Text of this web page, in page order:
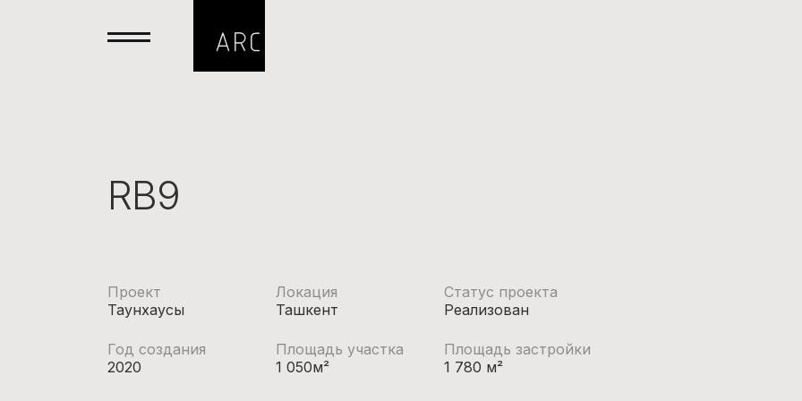
RB9
Проект
Таунхаусы
Локация
Ташкент
Статус проекта
Реализован
Год создания
2020
Площадь участка
1 050м²
Площадь застройки
1 780 м²